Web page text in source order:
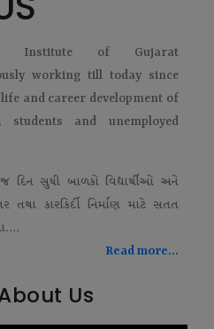
Institute of Gujarat
working till today since
and career development of
students and unemployed
સુધી બાળકો વિદ્યાર્થીઓ અને
તથા કારકિર્દી નિર્માણ માટે સતત
Read more...
Us